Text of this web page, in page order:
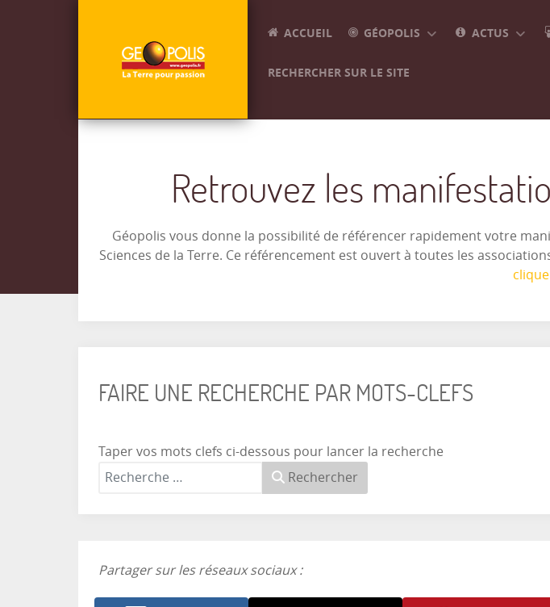
ACCUEIL GÉOPOLIS ACTUS
RECHERCHER SUR LE SITE
Retrouvez les
Géopolis vous donne la possibilité de référencer rapidement votre
Sciences de la Terre. Ce référencement est ouvert à toutes les
FAIRE UNE RECHERCHE PAR MOTS-CLEFS
Taper vos mots clefs ci-dessous pour lancer la recherche
Rechercher
Partager sur les réseaux sociaux :